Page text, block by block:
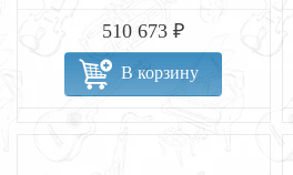
510 673 ₽
В корзину